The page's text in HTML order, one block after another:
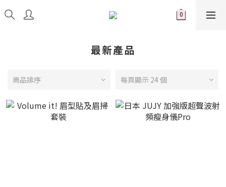
最新產品
商品排序 每頁顯示 24 個